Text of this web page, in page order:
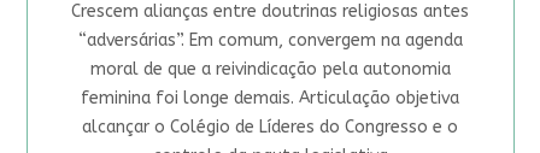
Crescem alianças entre doutrinas religiosas antes
“adversárias”. Em comum, convergem na agenda
moral de que a reivindicação pela autonomia
feminina foi longe demais. Articulação objetiva
alcançar o Colégio de Líderes do Congresso e o